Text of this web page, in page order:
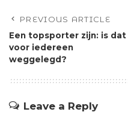
PREVIOUS ARTICLE
Een topsporter zijn: is dat
voor iedereen
weggelegd?
Leave a Reply